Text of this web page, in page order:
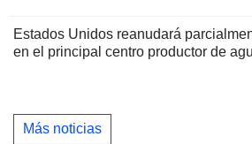
Estados Unidos reanudará
en el principal centro productor de
Más noticias